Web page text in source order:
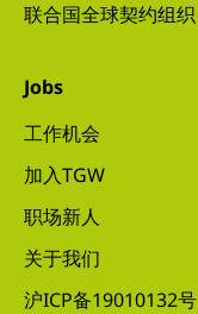
联合国全球契约组织
Jobs
工作机会
加入TGW
职场新人
关于我们
沪ICP备19010132号